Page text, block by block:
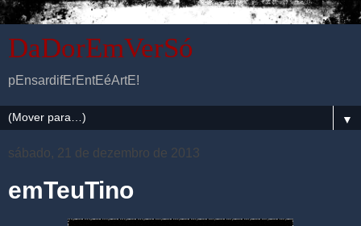
DaDorEmVerSó
pEnsardifErEntEéArtE!
▼
sábado, 21 de dezembro de 2013
emTeuTino